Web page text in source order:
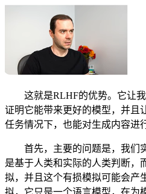
这就是RLHF的优势。它让我
证明它能带来更好的模型，并且
任务情况下，也能对生成内容进
首先，主要的问题是，我们
是基于人类和实际的人类判断，
拟，并且这个有损模拟可能会产
拟，它只是一个语言模型，在为